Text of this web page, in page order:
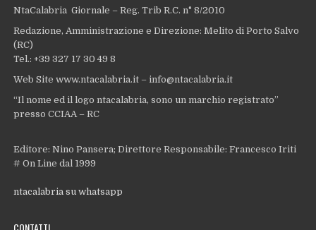
NtaCalabria Giornale – Reg. Trib R.C. n° 8/2010
Redazione, Amministrazione e Direzione: Melito di Porto Salvo
(RC)
Tel.: +39 327 17 30 49 8
Web Site www.ntacalabria.it – info@ntacalabria.it
“Il nome ed il logo ntacalabria, sono un marchio registrato”
presso CCIAA – RC
Editore: Nino Pansera; Direttore Responsabile: Francesco Iriti
# On Line dal 1999
ntacalabria su whatsapp